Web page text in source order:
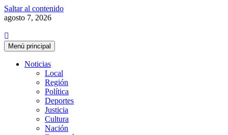
Saltar al contenido
agosto 7, 2026
Menú principal
Noticias
Local
Región
Política
Deportes
Justicia
Cultura
Nación